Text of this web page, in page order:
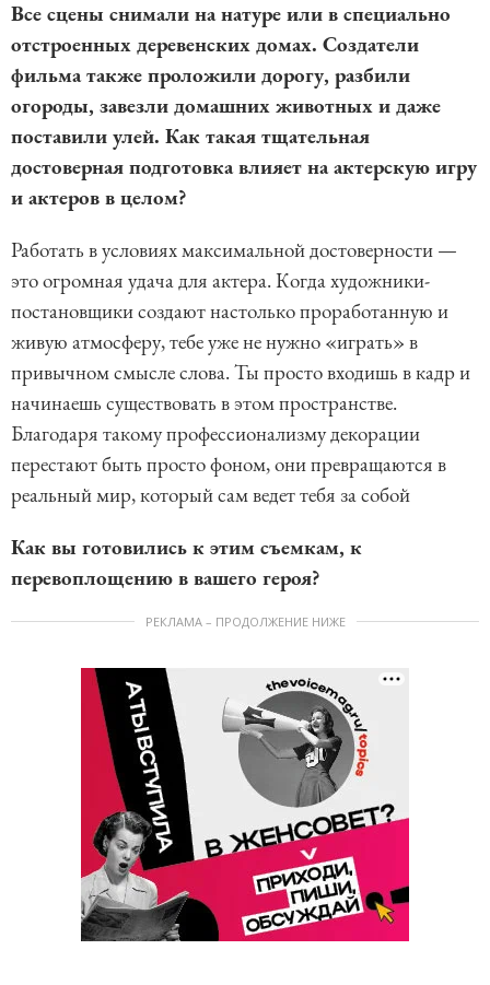
Все сцены снимали на натуре или в специально
отстроенных деревенских домах. Создатели
фильма также проложили дорогу, разбили
огороды, завезли домашних животных и даже
поставили улей. Как такая тщательная
достоверная подготовка влияет на актерскую игру
и актеров в целом?
Работать в условиях максимальной достоверности —
это огромная удача для актера. Когда художники-
постановщики создают настолько проработанную и
живую атмосферу, тебе уже не нужно «играть» в
привычном смысле слова. Ты просто входишь в кадр и
начинаешь существовать в этом пространстве.
Благодаря такому профессионализму декорации
перестают быть просто фоном, они превращаются в
реальный мир, который сам ведет тебя за собой
Как вы готовились к этим съемкам, к
перевоплощению в вашего героя?
РЕКЛАМА – ПРОДОЛЖЕНИЕ НИЖЕ